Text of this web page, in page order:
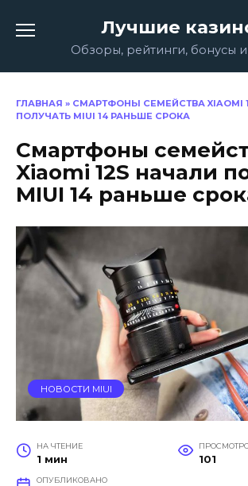
содержанию
Лучшие
Обзоры, рейтинги, бонусы и
ГЛАВНАЯ » СМАРТФОНЫ СЕМЕЙСТВА XIAOMI
ПОЛУЧАТЬ MIUI 14 РАНЬШЕ СРОКА
Смартфоны
Xiaomi 12S начали
MIUI 14 раньше
НОВОСТИ MIUI
НА ЧТЕНИЕ
1 мин 101
ОПУБЛИКОВАНО